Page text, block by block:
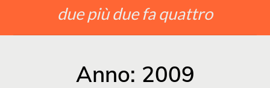
due più due fa quattro
Anno: 2009